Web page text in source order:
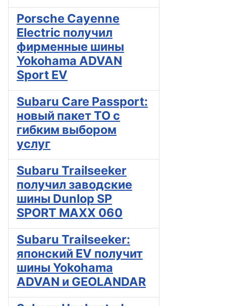
Porsche Cayenne
Electric получил
фирменные шины
Yokohama ADVAN
Sport EV
Subaru Care Passport:
новый пакет ТО с
гибким выбором
услуг
Subaru Trailseeker
получил заводские
шины Dunlop SP
SPORT MAXX 060
Subaru Trailseeker:
японский EV получит
шины Yokohama
ADVAN и GEOLANDAR